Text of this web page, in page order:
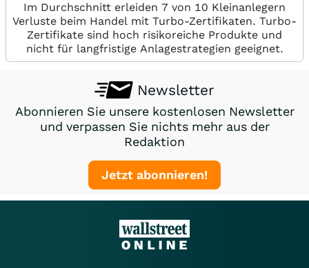
Im Durchschnitt erleiden 7 von 10 Kleinanlegern
Verluste beim Handel mit Turbo-Zertifikaten. Turbo-
Zertifikate sind hoch risikoreiche Produkte und
nicht für langfristige Anlagestrategien geeignet.
Newsletter
Abonnieren Sie unsere kostenlosen Newsletter
und verpassen Sie nichts mehr aus der
Redaktion
Jetzt abonnieren!